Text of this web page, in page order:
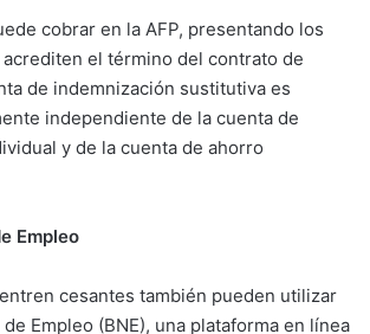
cobrar en la AFP, presentando los
el término del contrato de
de indemnización sustitutiva es
independiente de la cuenta de
y de la cuenta de ahorro
Empleo
cesantes también pueden utilizar
Empleo (BNE), una plataforma en línea